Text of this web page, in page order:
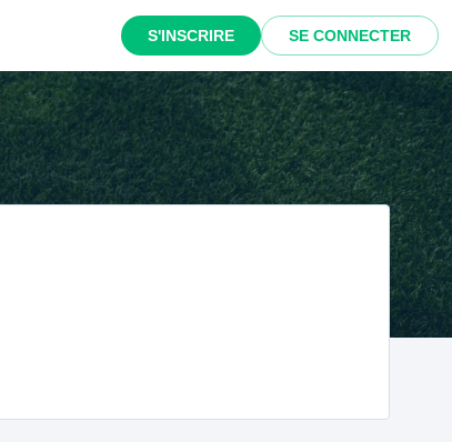
S'INSCRIRE SE CONNECTER